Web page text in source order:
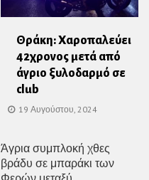
Θράκη: Χαροπαλεύει
42χρονος μετά από
άγριο ξυλοδαρμό σε
club
19 Αυγούστου, 2024
Άγρια συμπλοκή χθες
βράδυ σε μπαράκι των